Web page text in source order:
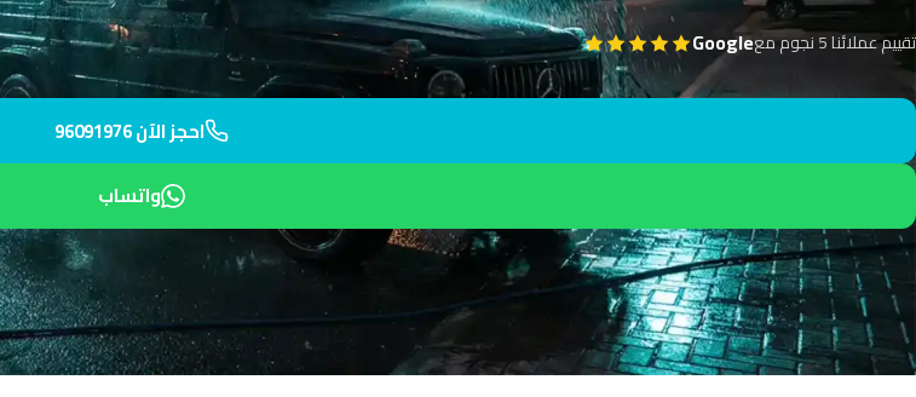
تقييم عملائنا 5 نجوم مع Google
احجز الآن 96091976
واتساب